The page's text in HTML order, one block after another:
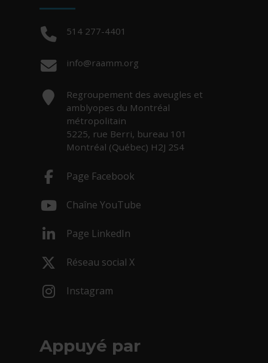
Téléphone :
514 277-4401
Courriel :
info@raamm.org
Adresse :
Regroupement des aveugles et
amblyopes du Montréal
métropolitain
5225, rue Berri, bureau 101
Montréal (Québec) H2J 2S4
Page Facebook
Chaîne YouTube
Page LinkedIn
Réseau social X
Instagram
Appuyé par